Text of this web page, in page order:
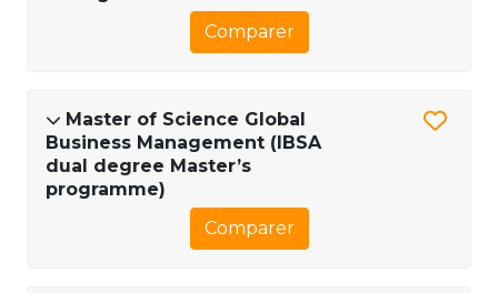
Comparer
Master of Science Global
Business Management (IBSA
dual degree Master’s
programme)
Comparer